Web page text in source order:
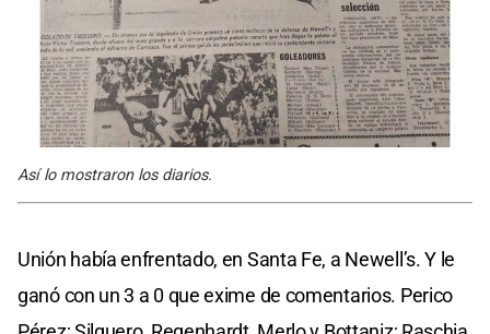
Así lo mostraron los diarios.
Unión había enfrentado, en Santa Fe, a Newell’s. Y le
ganó con un 3 a 0 que exime de comentarios. Perico